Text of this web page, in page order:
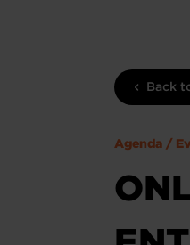
Back
Agenda /